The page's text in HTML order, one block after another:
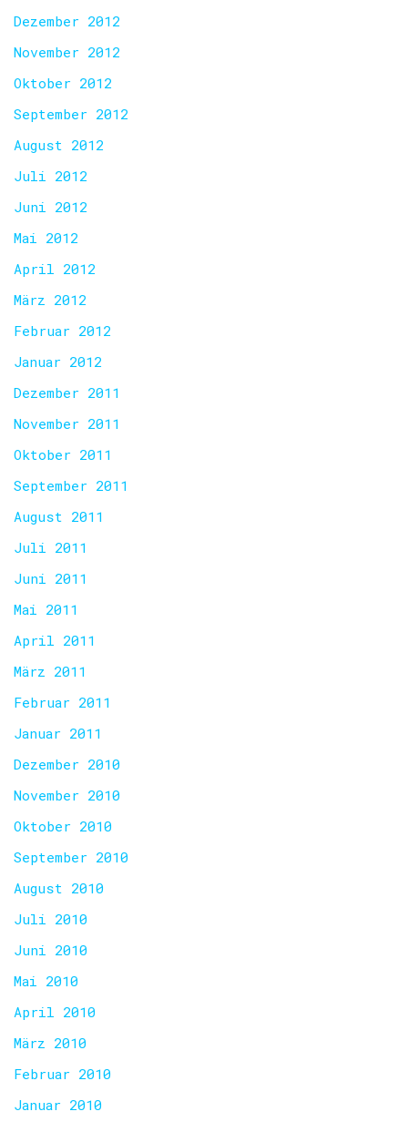
Dezember 2012
November 2012
Oktober 2012
September 2012
August 2012
Juli 2012
Juni 2012
Mai 2012
April 2012
März 2012
Februar 2012
Januar 2012
Dezember 2011
November 2011
Oktober 2011
September 2011
August 2011
Juli 2011
Juni 2011
Mai 2011
April 2011
März 2011
Februar 2011
Januar 2011
Dezember 2010
November 2010
Oktober 2010
September 2010
August 2010
Juli 2010
Juni 2010
Mai 2010
April 2010
März 2010
Februar 2010
Januar 2010